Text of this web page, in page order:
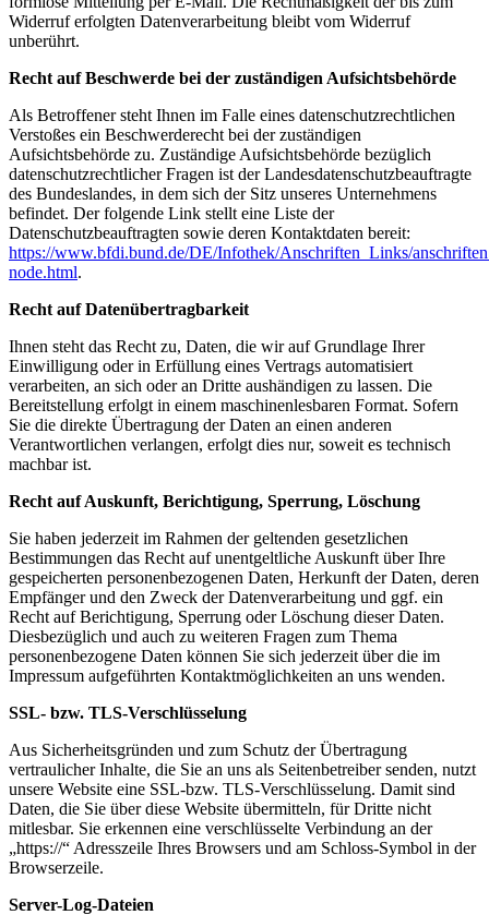
Widerruf erfolgten Datenverarbeitung bleibt vom Widerruf
unberührt.
Recht auf Beschwerde bei der zuständigen Aufsichtsbehörde
Als Betroffener steht Ihnen im Falle eines datenschutzrechtlichen
Verstoßes ein Beschwerderecht bei der zuständigen
Aufsichtsbehörde zu. Zuständige Aufsichtsbehörde bezüglich
datenschutzrechtlicher Fragen ist der Landesdatenschutzbeauftragte
des Bundeslandes, in dem sich der Sitz unseres Unternehmens
befindet. Der folgende Link stellt eine Liste der
Datenschutzbeauftragten sowie deren Kontaktdaten bereit:
https://www.bfdi.bund.de/DE/Infothek/Anschriften_Links/
node.html.
Recht auf Datenübertragbarkeit
Ihnen steht das Recht zu, Daten, die wir auf Grundlage Ihrer
Einwilligung oder in Erfüllung eines Vertrags automatisiert
verarbeiten, an sich oder an Dritte aushändigen zu lassen. Die
Bereitstellung erfolgt in einem maschinenlesbaren Format. Sofern
Sie die direkte Übertragung der Daten an einen anderen
Verantwortlichen verlangen, erfolgt dies nur, soweit es technisch
machbar ist.
Recht auf Auskunft, Berichtigung, Sperrung, Löschung
Sie haben jederzeit im Rahmen der geltenden gesetzlichen
Bestimmungen das Recht auf unentgeltliche Auskunft über Ihre
gespeicherten personenbezogenen Daten, Herkunft der Daten, deren
Empfänger und den Zweck der Datenverarbeitung und ggf. ein
Recht auf Berichtigung, Sperrung oder Löschung dieser Daten.
Diesbezüglich und auch zu weiteren Fragen zum Thema
personenbezogene Daten können Sie sich jederzeit über die im
Impressum aufgeführten Kontaktmöglichkeiten an uns wenden.
SSL- bzw. TLS-Verschlüsselung
Aus Sicherheitsgründen und zum Schutz der Übertragung
vertraulicher Inhalte, die Sie an uns als Seitenbetreiber senden, nutzt
unsere Website eine SSL-bzw. TLS-Verschlüsselung. Damit sind
Daten, die Sie über diese Website übermitteln, für Dritte nicht
mitlesbar. Sie erkennen eine verschlüsselte Verbindung an der
„https://“ Adresszeile Ihres Browsers und am Schloss-Symbol in der
Browserzeile.
Server-Log-Dateien